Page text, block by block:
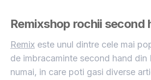
Remixshop rochii second
Remix este unul dintre cele mai
de imbracaminte second hand din
numai, in care poti gasi diverse